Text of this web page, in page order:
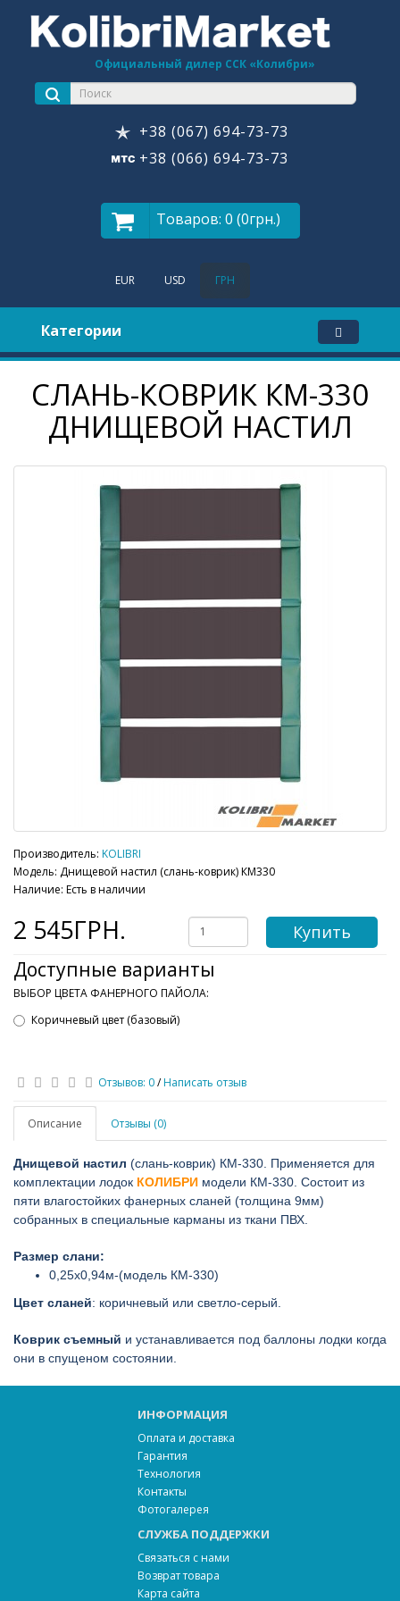
Официальный дилер ССК «Колибри»
+38 (067) 694-73-73
+38 (066) 694-73-73
Товаров: 0 (0грн.)
EUR USD ГРН
Категории
СЛАНЬ-КОВРИК КМ-330
ДНИЩЕВОЙ НАСТИЛ
Производитель: KOLIBRI
Модель: Днищевой настил (слань-коврик) КМ330
Наличие: Есть в наличии
2 545ГРН. Купить
Доступные варианты
ВЫБОР ЦВЕТА ФАНЕРНОГО ПАЙОЛА:
Коричневый цвет (базовый)
Отзывов: 0/Написать отзыв
Описание Отзывы (0)
Днищевой настил (слань-коврик) КМ-330. Применяется для
комплектации лодок КОЛИБРИ модели КМ-330. Состоит из
пяти влагостойких фанерных сланей (толщина 9мм)
собранных в специальные карманы из ткани ПВХ.
Размер слани:
0,25х0,94м-(модель КМ-330)
Цвет сланей: коричневый или светло-серый.
Коврик съемный и устанавливается под баллоны лодки когда
они в спущеном состоянии.
ИНФОРМАЦИЯ
Оплата и доставка
Гарантия
Технология
Контакты
Фотогалерея
СЛУЖБА ПОДДЕРЖКИ
Связаться с нами
Возврат товара
Карта сайта